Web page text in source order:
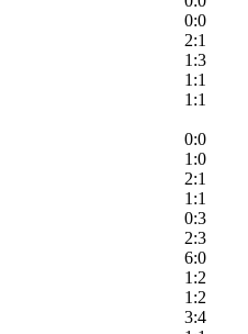
0:0
2:1
1:3
1:1
1:1
0:0
1:0
2:1
1:1
0:3
2:3
6:0
1:2
1:2
3:4